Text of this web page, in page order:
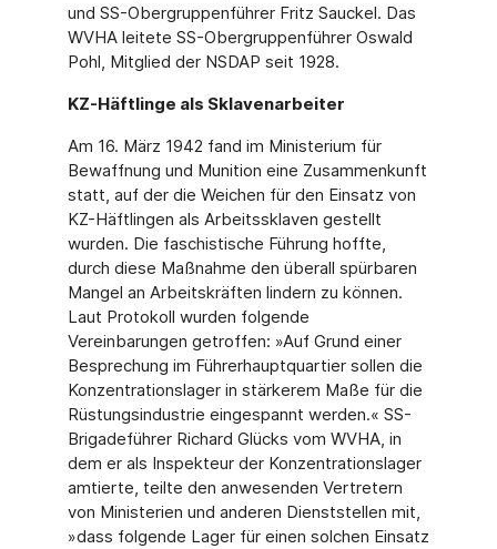
und SS-Obergruppenführer Fritz Sauckel. Das
WVHA leitete SS-Obergruppenführer Oswald
Pohl, Mitglied der NSDAP seit 1928.
KZ-Häftlinge als Sklavenarbeiter
Am 16. März 1942 fand im Ministerium für
Bewaffnung und Munition eine Zusammenkunft
statt, auf der die Weichen für den Einsatz von
KZ-Häftlingen als Arbeitssklaven gestellt
wurden. Die faschistische Führung hoffte,
durch diese Maßnahme den überall spürbaren
Mangel an Arbeitskräften lindern zu können.
Laut Protokoll wurden folgende
Vereinbarungen getroffen: »Auf Grund einer
Besprechung im Führerhauptquartier sollen die
Konzentrationslager in stärkerem Maße für die
Rüstungsindustrie eingespannt werden.« SS-
Brigadeführer Richard Glücks vom WVHA, in
dem er als Inspekteur der Konzentrationslager
amtierte, teilte den anwesenden Vertretern
von Ministerien und anderen Dienststellen mit,
»dass folgende Lager für einen solchen Einsatz